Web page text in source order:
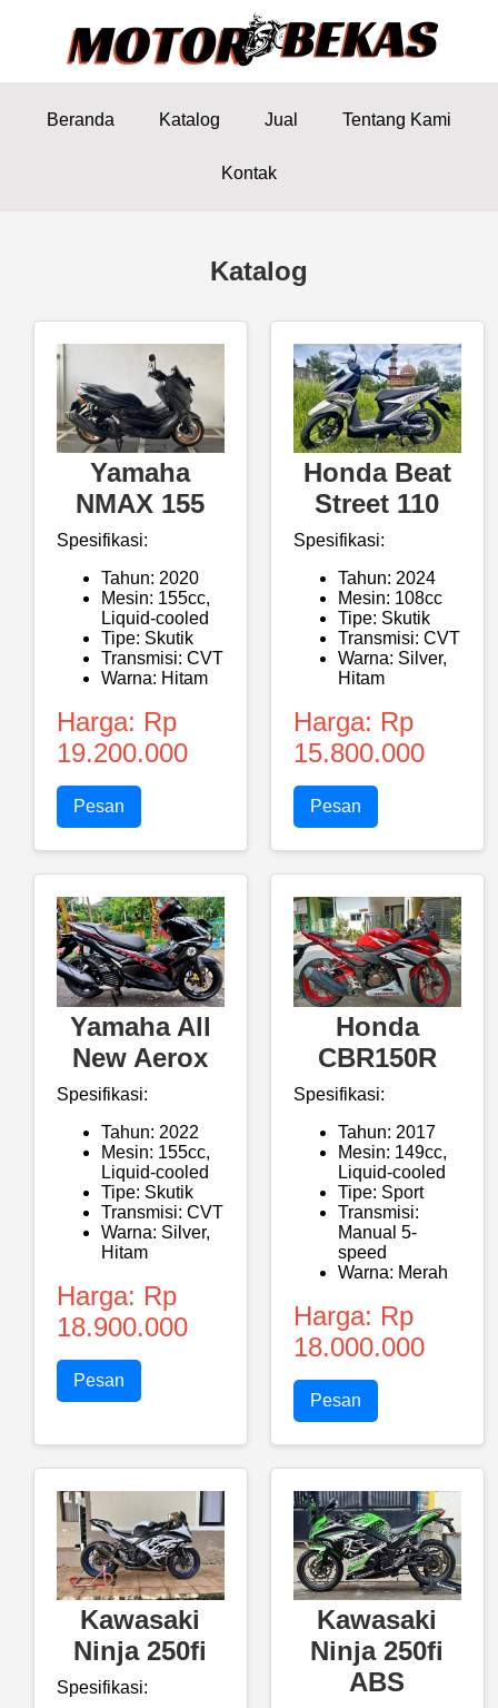
Beranda Katalog Jual Tentang Kami
Kontak
Katalog
Yamaha
NMAX 155
Spesifikasi:
Tahun: 2020
Mesin: 155cc,
Liquid-cooled
Tipe: Skutik
Transmisi: CVT
Warna: Hitam
Harga: Rp
19.200.000
Pesan
Honda Beat
Street 110
Spesifikasi:
Tahun: 2024
Mesin: 108cc
Tipe: Skutik
Transmisi: CVT
Warna: Silver,
Hitam
Harga: Rp
15.800.000
Pesan
Yamaha All
New Aerox
Spesifikasi:
Tahun: 2022
Mesin: 155cc,
Liquid-cooled
Tipe: Skutik
Transmisi: CVT
Warna: Silver,
Hitam
Harga: Rp
18.900.000
Pesan
Honda
CBR150R
Spesifikasi:
Tahun: 2017
Mesin: 149cc,
Liquid-cooled
Tipe: Sport
Transmisi:
Manual 5-
speed
Warna: Merah
Harga: Rp
18.000.000
Pesan
Kawasaki
Ninja 250fi
Spesifikasi:
Kawasaki
Ninja 250fi
ABS